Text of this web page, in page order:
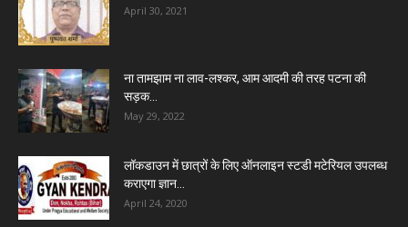
April 30, 2021
ना तामझाम ना लाव-लश्कर, आम आदमी की तरह पटना की
सड़क...
May 29, 2022
लॉकडाउन में छात्रों के लिए ऑनलाइन स्टडी मटेरियल उपलब्ध
कराएगा ज्ञान...
April 24, 2020